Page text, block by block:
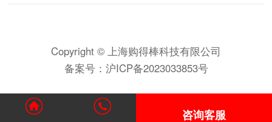
Copyright © 上海购得棒科技有限公司
备案号： 沪ICP备2023033853号
咨询客服